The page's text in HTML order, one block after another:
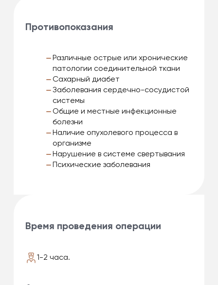
Противопоказания
Различные острые или хронические
патологии соединительной ткани
Сахарный диабет
Заболевания сердечно-сосудистой
системы
Общие и местные инфекционные
болезни
Наличие опухолевого процесса в
организме
Нарушение в системе свертывания
Психические заболевания
Время проведения операции
1-2 часа.